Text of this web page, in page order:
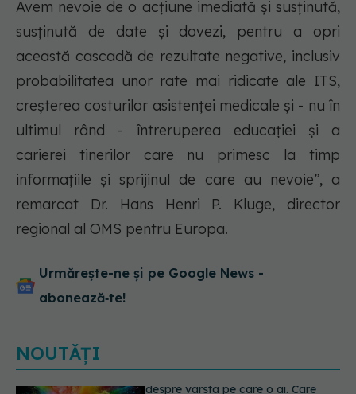
Avem nevoie de o acțiune imediată și susținută,
susținută de date și dovezi, pentru a opri
această cascadă de rezultate negative, inclusiv
probabilitatea unor rate mai ridicate ale ITS,
creșterea costurilor asistenței medicale și - nu în
ultimul rând - întreruperea educației și a
carierei tinerilor care nu primesc la timp
informațiile și sprijinul de care au nevoie”, a
remarcat Dr. Hans Henri P. Kluge, director
regional al OMS pentru Europa.
Urmărește-ne și pe Google News -
abonează‑te!
NOUTĂȚI